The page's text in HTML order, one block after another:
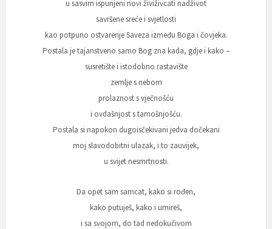
u sasvim ispunjeni novi živiživcati nadživot
savršene sreće i svjetlosti
kao potpuno ostvarenje Saveza između Boga i čovjeka.
Postala je tajanstveno samo Bog zna kada, gdje i kako –
susretište i istodobno rastavište
zemlje s nebom
prolaznost s vječnošću
i ovdašnjost s tamošnjošću.
Postala si napokon dugoisčekivani jedva dočekani
moj slavodobitni ulazak, i to zauvijek,
u svijet nesmrtnosti.
Da opet sam samcat, kako si rođen,
kako putuješ, kako i umireš,
i sa svojom, do tad nedokučivom